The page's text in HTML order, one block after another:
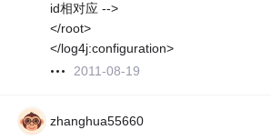
id相对应 -->
</root>
</log4j:configuration>
2011-08-19
zhanghua55660